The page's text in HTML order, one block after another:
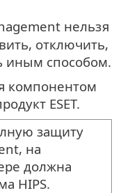
нельзя
отключить,
иным способом.
компонентом
ESET.
защиту
на
должна
HIPS.